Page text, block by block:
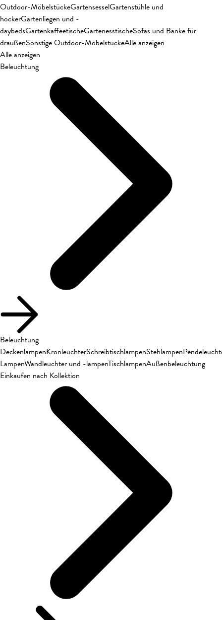
Outdoor-MöbelstückeGartensesselGartenstühle und
hockerGartenliegen und -
daybedsGartenkaffeetischeGartenesstischeSofas und Bänke für
draußenSonstige Outdoor-MöbelstückeAlle anzeigen
Alle anzeigen
Beleuchtung
Beleuchtung
DeckenlampenKronleuchterSchreibtischlampenStehlampen
LampenWandleuchter und -lampenTischlampenAußenbeleuchtung
Einkaufen nach Kollektion